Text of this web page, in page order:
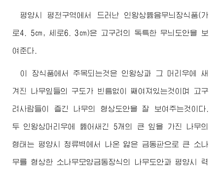
평양시 평천구역에서 드러난 인왕상뚫음무늬장식품(가
로4. 5㎝, 세로6. 3㎝)은 고구려의 독특한 무늬도안을 보
여준다.
이 장식품에서 주목되는것은 인왕상과 그 머리우에 새
겨진 나무잎들의 구도가 빈틈없이 째여져있는것이며 고구
려사람들이 즐긴 나무의 형상도안을 잘 보여주는것이다.
두 인왕상머리우에 뚫어새긴 5개의 큰 잎을 가진 나무의
형태는 평양시 청류벽에서 나온 얇은 금동판으로 큰 소나
무를 형상한 소나무모양금동장식의 나무도안과 평양시 력